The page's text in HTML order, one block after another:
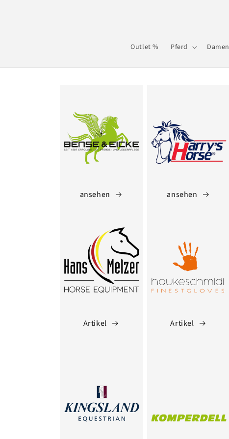
Outlet % Pferd Damen
ansehen ansehen
Artikel Artikel